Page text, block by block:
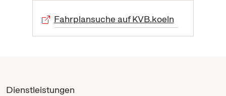
Fahrplansuche auf KVB.koeln
Dienstleistungen